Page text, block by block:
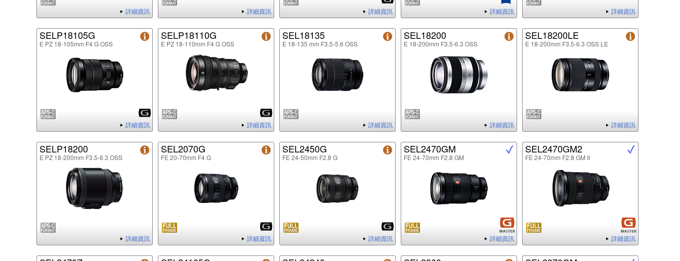
詳細資訊 詳細資訊 詳細資訊 詳細資訊 詳細資訊
SELP18105G
E PZ 18-105mm F4 G OSS
詳細資訊
SELP18110G
E PZ 18-110mm F4 G OSS
詳細資訊
SEL18135
E 18-135 mm F3.5-5.6 OSS
詳細資訊
SEL18200
E 18-200mm F3.5-6.3 OSS
詳細資訊
SEL18200LE
E 18-200mm F3.5-6.3 OSS LE
詳細資訊
SELP18200
E PZ 18-200mm F3.5-6.3 OSS
詳細資訊
SEL2070G
FE 20-70mm F4 G
詳細資訊
SEL2450G
FE 24-50mm F2.8 G
詳細資訊
SEL2470GM
FE 24-70mm F2.8 GM
詳細資訊
SEL2470GM2
FE 24-70mm F2.8 GM II
詳細資訊